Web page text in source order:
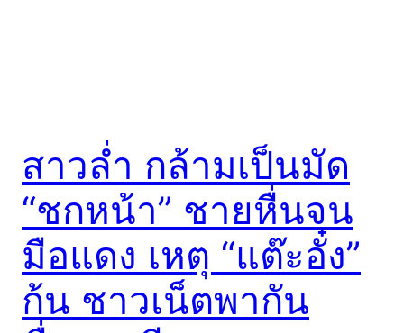
สาวล่ำ กล้ามเป็นมัด
“ชกหน้า” ชายหื่นจน
มือแดง เหตุ “แต๊ะอั๋ง”
ก้น ชาวเน็ตพากัน